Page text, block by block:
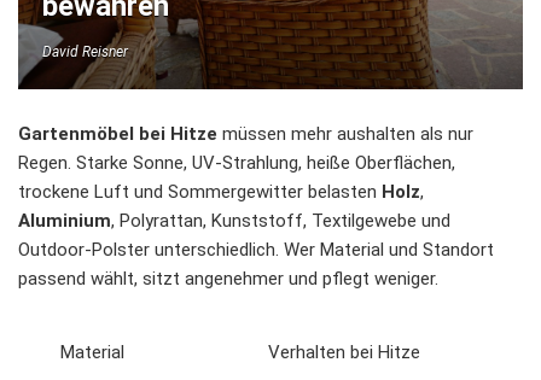
David Reisner
Gartenmöbel bei Hitze müssen mehr aushalten als nur
Regen. Starke Sonne, UV-Strahlung, heiße Oberflächen,
trockene Luft und Sommergewitter belasten Holz,
Aluminium, Polyrattan, Kunststoff, Textilgewebe und
Outdoor-Polster unterschiedlich. Wer Material und Standort
passend wählt, sitzt angenehmer und pflegt weniger.
Material
Verhalten bei Hitze